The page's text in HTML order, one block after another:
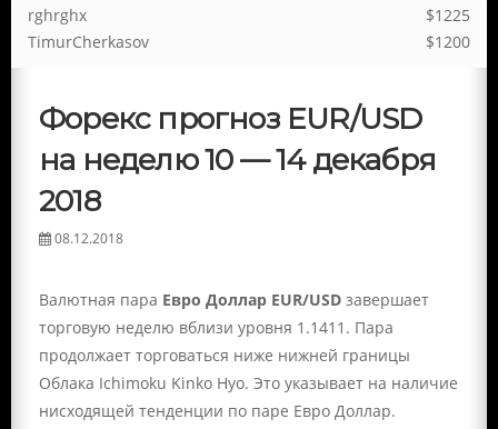
$1225
rghrghx
$1200
TimurCherkasov
Форекс прогноз EUR/USD
на неделю 10 — 14 декабря
2018
08.12.2018
Валютная пара Евро Доллар EUR/USDзавершает
торговую неделю вблизи уровня 1.1411. Пара
продолжает торговаться ниже нижней границы
Облака Ichimoku Kinko Hyo. Это указывает на наличие
нисходящей тенденции по паре Евро Доллар.